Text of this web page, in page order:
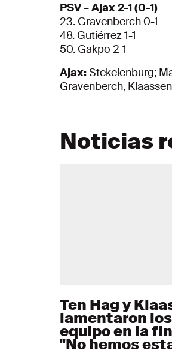
PSV – Ajax 2-1 (0-1)
23. Gravenberch 0-1
48. Gutiérrez 1-1
50. Gakpo 2-1
Ajax:Stekelenburg;
Gravenberch,
Noticias
Ten Hag y
lamentaron
equipo en la
"No hemos